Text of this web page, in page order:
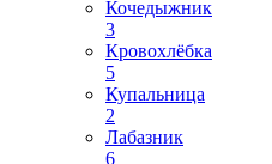
Кочедыжник
3
Кровохлёбка
5
Купальница
2
Лабазник
6